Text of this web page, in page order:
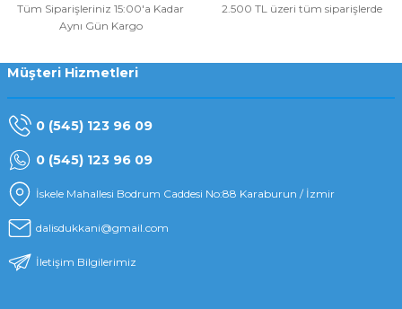
Tüm Siparişleriniz 15:00'a Kadar
Aynı Gün Kargo
2.500 TL üzeri tüm siparişlerde
Müşteri Hizmetleri
0 (545) 123 96 09
0 (545) 123 96 09
İskele Mahallesi Bodrum Caddesi No:88 Karaburun / İzmir
dalisdukkani@gmail.com
İletişim Bilgilerimiz